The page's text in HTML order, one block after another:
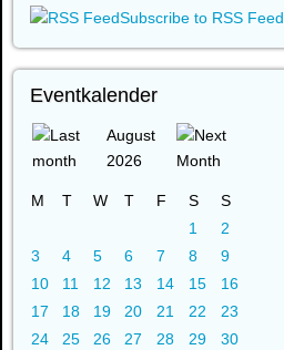
Subscribe to RSS Feed
Eventkalender
August
2026
M T W T F S
S
1
2
3
4 5 6 7 8
9
10
11 12 13 14 15
16
17
18 19 20 21 22
23
24
25 26 27 28 29
30